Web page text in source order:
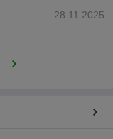
28.11.2025